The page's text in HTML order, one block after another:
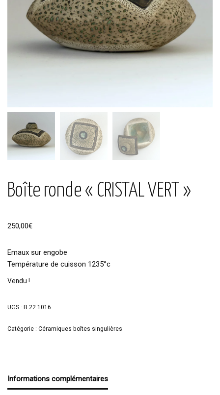
Boîte ronde « CRISTAL VERT »
250,00€
Emaux sur engobe
Température de cuisson 1235°c
Vendu !
UGS : B 22 1016
Catégorie : Céramiques boîtes singulières
Informations complémentaires